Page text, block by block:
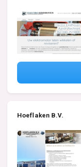
Hoeflaken B.V.